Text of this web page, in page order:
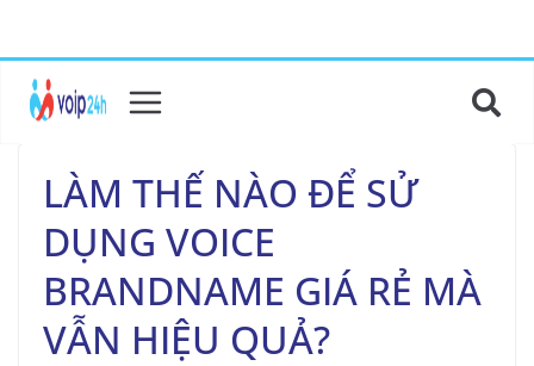
LÀM THẾ NÀO ĐỂ SỬ
DỤNG VOICE
BRANDNAME GIÁ RẺ MÀ
VẪN HIỆU QUẢ?